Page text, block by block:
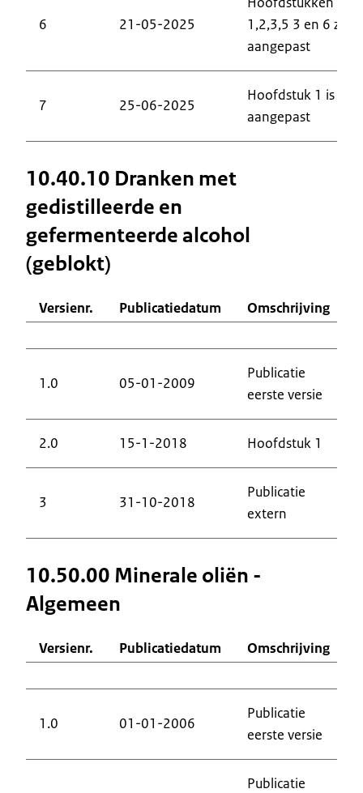
6 21-05-2025
1,2,3,5 3 en 6 zijn
aangepast
7 25-06-2025
Hoofdstuk 1 is
aangepast
10.40.10 Dranken met
gedistilleerde en
gefermenteerde alcohol
(geblokt)
Versienr. Publicatiedatum Omschrijving
1.0 05-01-2009
Publicatie
eerste versie
2.0 15-1-2018 Hoofdstuk 1
3 31-10-2018
Publicatie
extern
10.50.00 Minerale oliën -
Algemeen
Versienr. Publicatiedatum Omschrijving
1.0 01-01-2006
Publicatie
eerste versie
Publicatie